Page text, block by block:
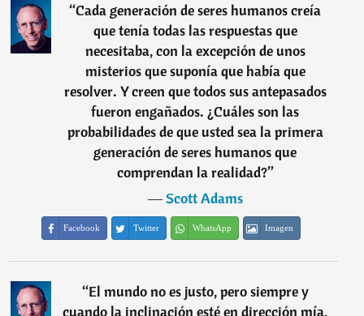
“Cada generación de seres humanos creía
que tenía todas las respuestas que
necesitaba, con la excepción de unos
misterios que suponía que había que
resolver. Y creen que todos sus antepasados
fueron engañados. ¿Cuáles son las
probabilidades de que usted sea la primera
generación de seres humanos que
comprendan la realidad?”
―Scott Adams
Facebook Twitter WhatsApp Imagen
“El mundo no es justo, pero siempre y
cuando la inclinación esté en dirección mía,